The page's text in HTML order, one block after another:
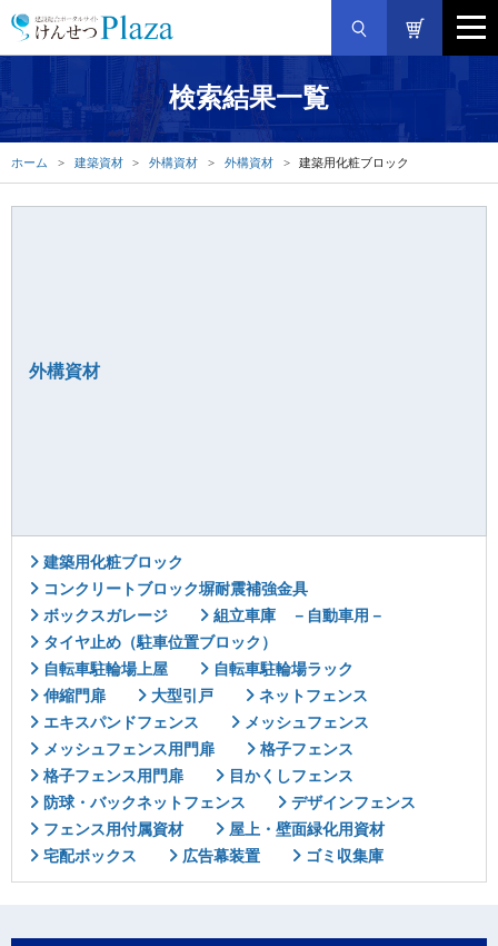
検索結果一覧
ホーム 建築資材 外構資材 外構資材 建築用化粧ブロック
外構資材
建築用化粧ブロック
コンクリートブロック塀耐震補強金具
ボックスガレージ
組立車庫 －自動車用－
タイヤ止め（駐車位置ブロック）
自転車駐輪場上屋
自転車駐輪場ラック
伸縮門扉
大型引戸
ネットフェンス
エキスパンドフェンス
メッシュフェンス
メッシュフェンス用門扉
格子フェンス
格子フェンス用門扉
目かくしフェンス
防球・バックネットフェンス
デザインフェンス
フェンス用付属資材
屋上・壁面緑化用資材
宅配ボックス
広告幕装置 ゴミ収集庫